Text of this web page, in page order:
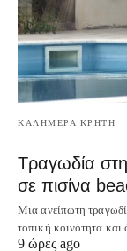
ΚΑΛΗΜΕΡΑ ΚΡΗΤΗ
Τραγωδία
σε πισίνα
Μια ανείπωτη
τοπική κοινότητα και
9 ώρες ago